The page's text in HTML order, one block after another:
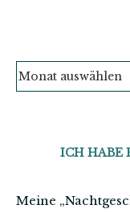
ICH HABE
Meine